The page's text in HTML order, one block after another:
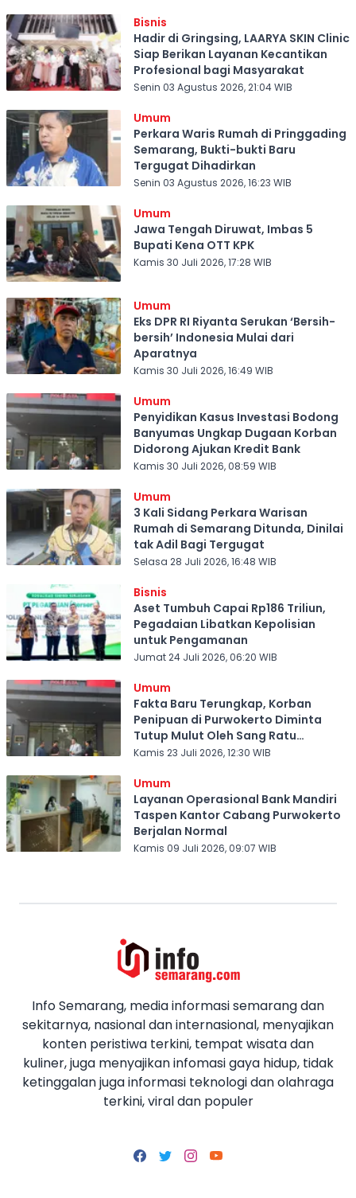
Bisnis
Hadir di Gringsing, LAARYA SKIN Clinic
Siap Berikan Layanan Kecantikan
Profesional bagi Masyarakat
Senin 03 Agustus 2026, 21:04 WIB
Umum
Perkara Waris Rumah di Pringgading
Semarang, Bukti-bukti Baru
Tergugat Dihadirkan
Senin 03 Agustus 2026, 16:23 WIB
Umum
Jawa Tengah Diruwat, Imbas 5
Bupati Kena OTT KPK
Kamis 30 Juli 2026, 17:28 WIB
Umum
Eks DPR RI Riyanta Serukan ‘Bersih-
bersih’ Indonesia Mulai dari
Aparatnya
Kamis 30 Juli 2026, 16:49 WIB
Umum
Penyidikan Kasus Investasi Bodong
Banyumas Ungkap Dugaan Korban
Didorong Ajukan Kredit Bank
Kamis 30 Juli 2026, 08:59 WIB
Umum
3 Kali Sidang Perkara Warisan
Rumah di Semarang Ditunda, Dinilai
tak Adil Bagi Tergugat
Selasa 28 Juli 2026, 16:48 WIB
Bisnis
Aset Tumbuh Capai Rp186 Triliun,
Pegadaian Libatkan Kepolisian
untuk Pengamanan
Jumat 24 Juli 2026, 06:20 WIB
Umum
Fakta Baru Terungkap, Korban
Penipuan di Purwokerto Diminta
Tutup Mulut Oleh Sang Ratu
Investasi Bodong
Kamis 23 Juli 2026, 12:30 WIB
Umum
Layanan Operasional Bank Mandiri
Taspen Kantor Cabang Purwokerto
Berjalan Normal
Kamis 09 Juli 2026, 09:07 WIB
Info Semarang, media informasi semarang dan
sekitarnya, nasional dan internasional, menyajikan
konten peristiwa terkini, tempat wisata dan
kuliner, juga menyajikan infomasi gaya hidup, tidak
ketinggalan juga informasi teknologi dan olahraga
terkini, viral dan populer